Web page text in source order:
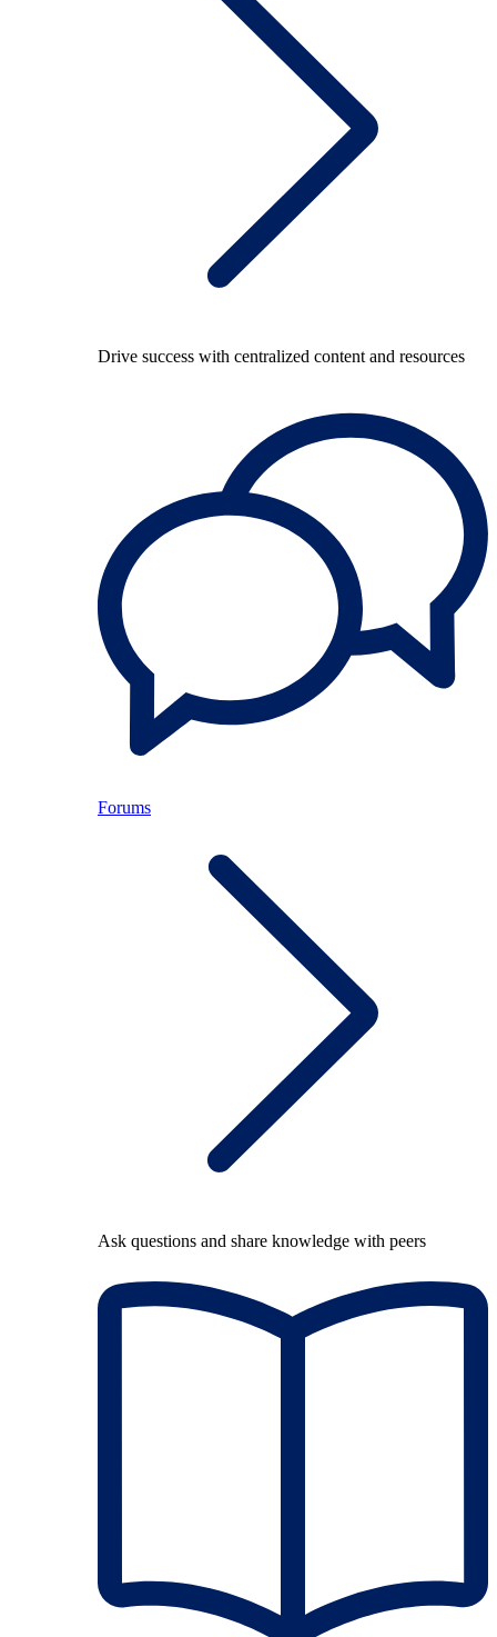
Drive success with centralized content and resources
Forums
Ask questions and share knowledge with peers